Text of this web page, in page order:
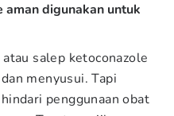
digunakan untuk
salep ketoconazole
menyusui. Tapi
penggunaan obat